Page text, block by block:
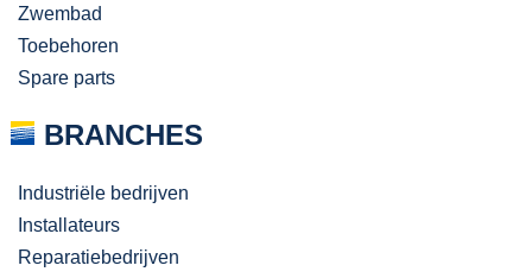
Zwembad
Toebehoren
Spare parts
BRANCHES
Industriële bedrijven
Installateurs
Reparatiebedrijven